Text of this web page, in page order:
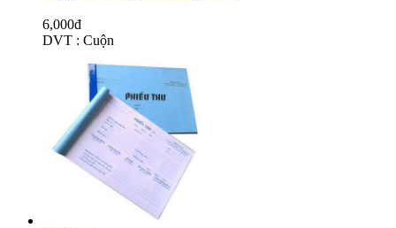
6,000đ
DVT : Cuộn